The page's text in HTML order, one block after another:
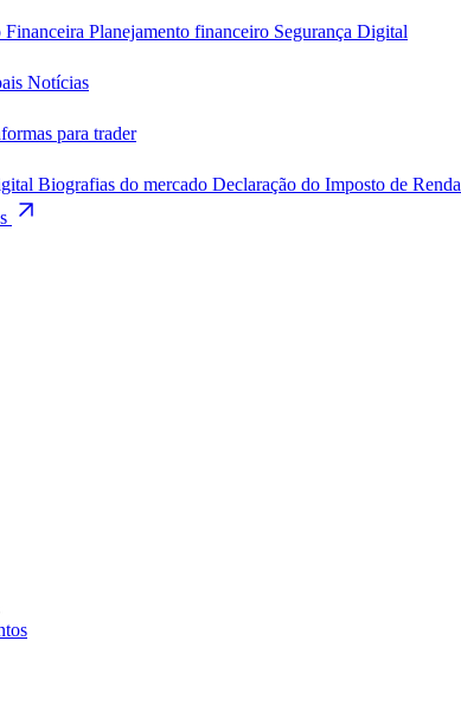
Financeira Planejamento financeiro Segurança Digital
Notícias
para trader
Biografias do mercado Declaração do Imposto de Renda